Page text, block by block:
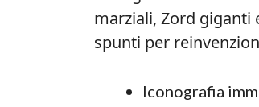
marziali, Zord
spunti per
Iconografia